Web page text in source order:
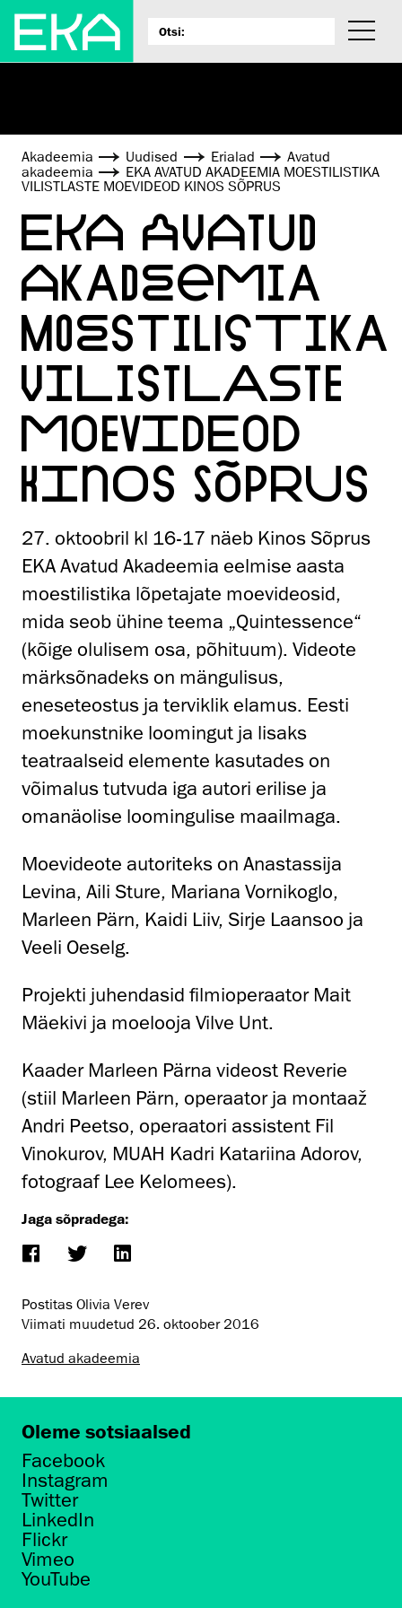
Akadeemia Uudised Erialad
Avatud
akadeemia
EKA AVATUD AKADEEMIA MOESTILISTIKA
VILISTLASTE MOEVIDEOD KINOS SÕPRUS
EKA AVATUD
AKADEEMIA
MOESTILISTIKA
VILISTLASTE
MOEVIDEOD
KINOS SÕPRUS
27. oktoobril kl 16-17 näeb Kinos Sõprus
EKA Avatud Akadeemia eelmise aasta
moestilistika lõpetajate moevideosid,
mida seob ühine teema „Quintessence“
(kõige olulisem osa, põhituum). Videote
märksõnadeks on mängulisus,
eneseteostus ja terviklik elamus. Eesti
moekunstnike loomingut ja lisaks
teatraalseid elemente kasutades on
võimalus tutvuda iga autori erilise ja
omanäolise loomingulise maailmaga.
Moevideote autoriteks on Anastassija
Levina, Aili Sture, Mariana Vornikoglo,
Marleen Pärn, Kaidi Liiv, Sirje Laansoo ja
Veeli Oeselg.
Projekti juhendasid filmioperaator Mait
Mäekivi ja moelooja Vilve Unt.
Kaader Marleen Pärna videost Reverie
(stiil Marleen Pärn, operaator ja montaaž
Andri Peetso, operaatori assistent Fil
Vinokurov, MUAH Kadri Katariina Adorov,
fotograaf Lee Kelomees).
Jaga sõpradega:
Postitas Olivia Verev
Viimati muudetud 26. oktoober 2016
Avatud akadeemia
Oleme sotsiaalsed
Facebook
Instagram
Twitter
LinkedIn
Flickr
Vimeo
YouTube